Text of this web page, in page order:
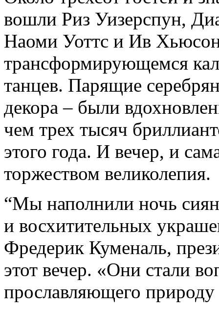
вошли Риз Уизерспун,
Наоми Уоттс и Ив
трансформирующемся
танцев. Парящие
декора – были
чем трех тысяч
этого года. И вечер, и
торжеством великолепия.
“Мы наполнили ночь
и восхитительных
Фредерик Куменаль,
этот вечер. «Они стали
прославляющего